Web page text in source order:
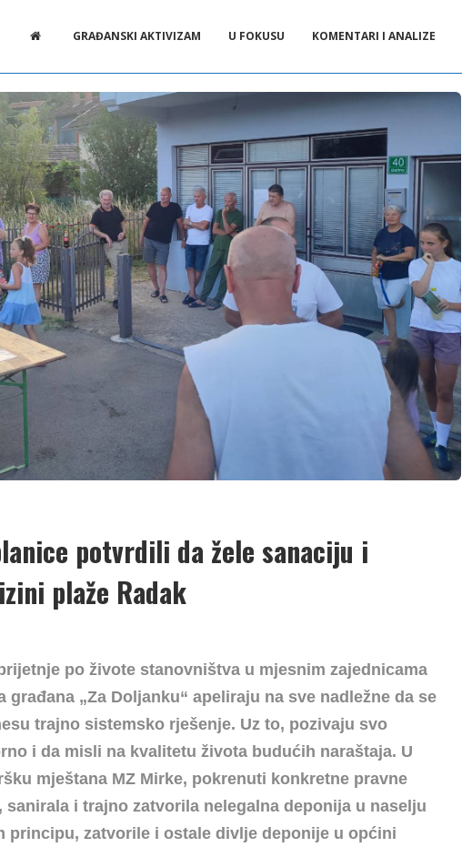
GRAĐANSKI AKTIVIZAM U FOKUSU KOMENTARI I ANALIZE
potvrdili da žele sanaciju i
plaže Radak
po živote stanovništva u mjesnim zajednicama
„Za Doljanku“ apeliraju na sve nadležne da se
trajno sistemsko rješenje. Uz to, pozivaju svo
i da misli na kvalitetu života budućih naraštaja. U
mještana MZ Mirke, pokrenuti konkretne pravne
sanirala i trajno zatvorila nelegalna deponija u naselju
principu, zatvorile i ostale divlje deponije u općini